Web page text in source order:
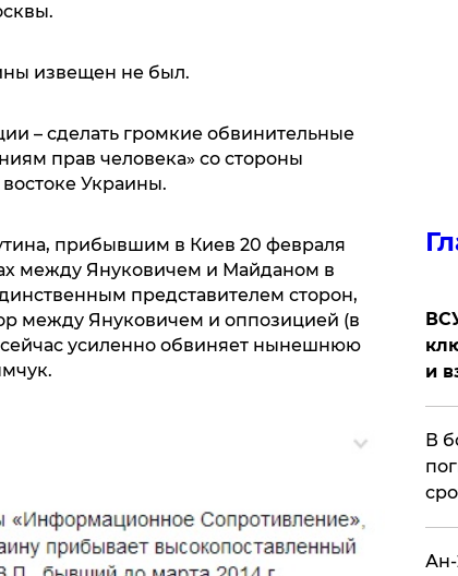
извещен не был.
– сделать громкие обвинительные
прав человека» со стороны
Украины.
прибывшим в Киев 20 февраля
между Януковичем и Майданом в
представителем сторон,
между Януковичем и оппозицией (в
усиленно обвиняет нынешнюю
и
В
Ан-